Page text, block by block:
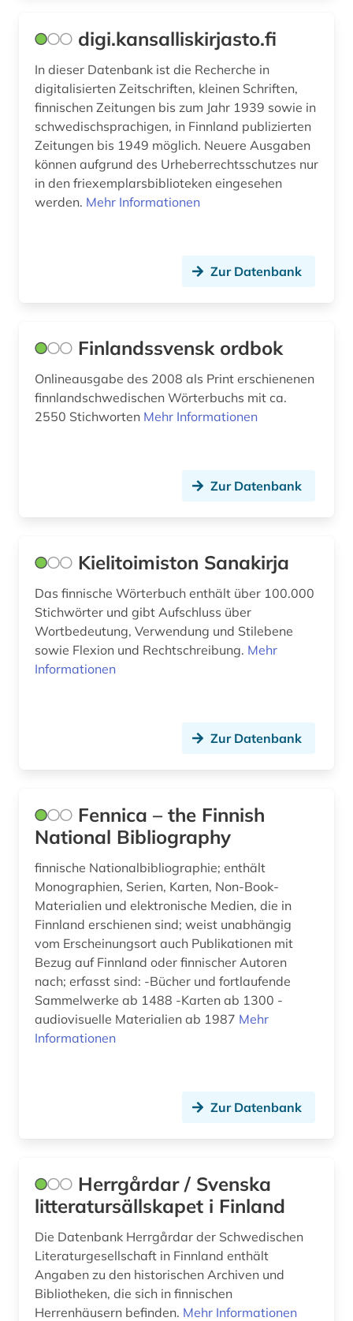
redakteur; kinderbuchautor (2)
topographische karte (1)
traditionswissenschaft (1)
ungarn (1)
unternehmen (1)
verwaltung (1)
volksmusik (1)
wörterbuch (1)
zeitschrift (1)
zeitschriftenaufsatz (2)
zeitung (1)
åland (2)
digi.kansalliskirjasto.fi
In dieser Datenbank ist die Recherche in
digitalisierten Zeitschriften, kleinen Schriften,
finnischen Zeitungen bis zum Jahr 1939 sowie in
schwedischsprachigen, in Finnland publizierten
Zeitungen bis 1949 möglich. Neuere Ausgaben
können aufgrund des Urheberrechtsschutzes nur
in den friexemplarsbiblioteken eingesehen
werden. Mehr Informationen
Zur Datenbank
Finlandssvensk ordbok
Onlineausgabe des 2008 als Print erschienenen
finnlandschwedischen Wörterbuchs mit ca.
2550 Stichworten Mehr Informationen
Zur Datenbank
Kielitoimiston Sanakirja
Das finnische Wörterbuch enthält über 100.000
Stichwörter und gibt Aufschluss über
Wortbedeutung, Verwendung und Stilebene
sowie Flexion und Rechtschreibung. Mehr
Informationen
Zur Datenbank
Fennica – the Finnish
National Bibliography
finnische Nationalbibliographie; enthält
Monographien, Serien, Karten, Non-Book-
Materialien und elektronische Medien, die in
Finnland erschienen sind; weist unabhängig
vom Erscheinungsort auch Publikationen mit
Bezug auf Finnland oder finnischer Autoren
nach; erfasst sind: -Bücher und fortlaufende
Sammelwerke ab 1488 -Karten ab 1300 -
audiovisuelle Materialien ab 1987 Mehr
Informationen
Zur Datenbank
Herrgårdar / Svenska
litteratursällskapet i Finland
Die Datenbank Herrgårdar der Schwedischen
Literaturgesellschaft in Finnland enthält
Angaben zu den historischen Archiven und
Bibliotheken, die sich in finnischen
Herrenhäusern befinden. Mehr Informationen